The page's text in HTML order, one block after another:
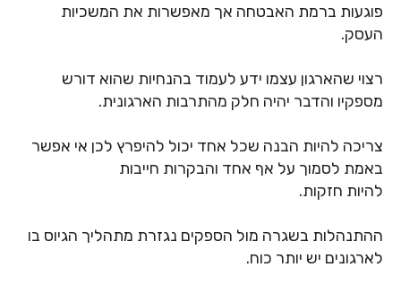
פוגעות ברמת האבטחה אך מאפשרות את המשכיות
העסק.
רצוי שהארגון עצמו ידע לעמוד בהנחיות שהוא דורש
מספקיו והדבר יהיה חלק מהתרבות הארגונית.
צריכה להיות הבנה שכל אחד יכול להיפרץ לכן אי אפשר
באמת לסמוך על אף אחד והבקרות חייבות
להיות חזקות.
ההתנהלות בשגרה מול הספקים נגזרת מתהליך הגיוס בו
לארגונים יש יותר כוח.